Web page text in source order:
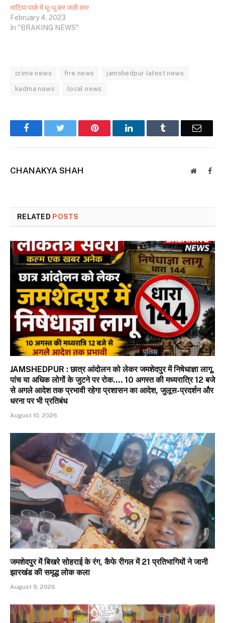
भाटिया पार्क में धू-धू कर जली कार
February 4, 2023
In "BRAKING NEWS"
crime news fire news jamshedpur latest news
kadma news local news
FacebookTwitter Pinterest LinkedInTumblr Email
CHANAKYA SHAH Website
RELATED POSTS
JAMSHEDPUR : छात्र आंदोलन को लेकर जमशेदपुर में निषेधाज्ञा लागू,
पांच या अधिक लोगों के जुटने पर रोक…. 10 अगस्त की मध्यरात्रि 12 बजे
से अगले आदेश तक प्रभावी रहेगा प्रशासन का आदेश, जुलूस-प्रदर्शन और
धरना पर भी प्रतिबंध
August 10, 2026
जमशेदपुर में बिखरे सोहराई के रंग, कैफे रीगल में 21 प्रतिभागियों ने जानी
झारखंड की समृद्ध लोक कला
August 9, 2026